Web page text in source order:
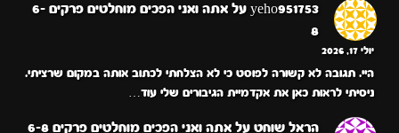
yeho951753 על
אתה ואני הפכים מוחלטים פרקים 6-
8
יולי 17, 2026
היי. תגובה לא קשורה לפוסט כי לא הצלחתי לכתוב אותה במקום שרציתי.
ניסיתי לראות כאן את אקדמיית הגיבורים שלי עוד…
הראל שוחט על אתה ואני הפכים מוחלטים פרקים 6-8